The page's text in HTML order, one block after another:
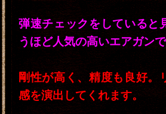
弾速チェックをしていると
うほど人気の高いエアガン
剛性が高く、精度も良好。
感を演出してくれます。